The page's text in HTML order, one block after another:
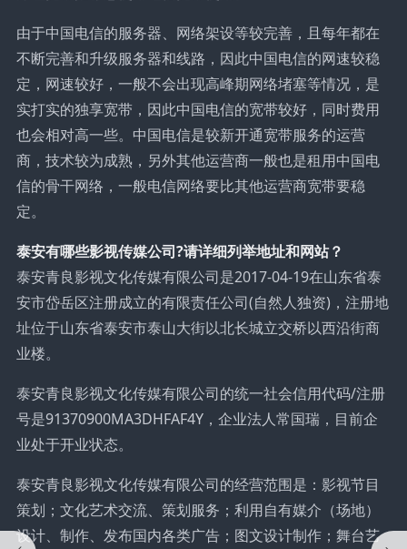
由于中国电信的服务器、网络架设等较完善，且每年都在
不断完善和升级服务器和线路，因此中国电信的网速较稳
定，网速较好，一般不会出现高峰期网络堵塞等情况，是
实打实的独享宽带，因此中国电信的宽带较好，同时费用
也会相对高一些。中国电信是较新开通宽带服务的运营
商，技术较为成熟，另外其他运营商一般也是租用中国电
信的骨干网络，一般电信网络要比其他运营商宽带要稳
定。
泰安有哪些影视传媒公司?请详细列举地址和网站？
泰安青良影视文化传媒有限公司是2017-04-19在山东省泰
安市岱岳区注册成立的有限责任公司(自然人独资)，注册地
址位于山东省泰安市泰山大街以北长城立交桥以西沿街商
业楼。
泰安青良影视文化传媒有限公司的统一社会信用代码/注册
号是91370900MA3DHFAF4Y，企业法人常国瑞，目前企
业处于开业状态。
泰安青良影视文化传媒有限公司的经营范围是：影视节目
策划；文化艺术交流、策划服务；利用自有媒介（场地）
设计、制作、发布国内各类广告；图文设计制作；舞台艺